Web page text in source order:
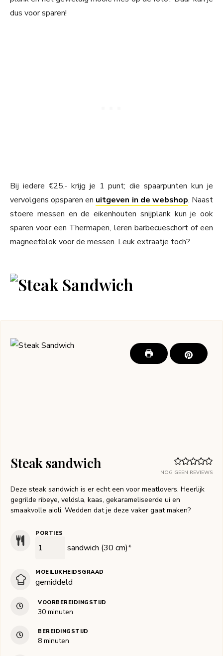
dus voor sparen!
Bij iedere €25,- krijg je 1 punt; die spaarpunten kun je
vervolgens opsparen en uitgeven in de webshop. Naast
stoere messen en de eikenhouten snijplank kun je ook
sparen voor een Thermapen, leren barbecueschort of een
magneetblok voor de messen. Leuk extraatje toch?
NOG GEEN REVIEWS
Steak sandwich
Deze steak sandwich is er echt een voor meatlovers. Heerlijk
gegrilde ribeye, veldsla, kaas, gekarameliseerde ui en
smaakvolle aioli. Wedden dat je deze vaker gaat maken?
PORTIES
sandwich (30 cm)*
MOEILIJKHEIDSGRAAD
gemiddeld
VOORBEREIDINGSTIJD
30minuten
minuten
BEREIDINGSTIJD
8minuten
minuten